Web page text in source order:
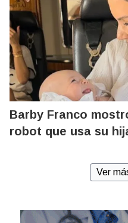
Barby Franco
robot que usa su
Ver